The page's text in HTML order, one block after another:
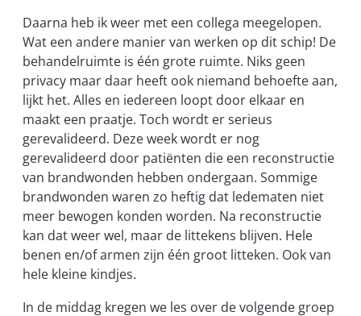
Daarna heb ik weer met een collega meegelopen.
Wat een andere manier van werken op dit schip! De
behandelruimte is één grote ruimte. Niks geen
privacy maar daar heeft ook niemand behoefte aan,
lijkt het. Alles en iedereen loopt door elkaar en
maakt een praatje. Toch wordt er serieus
gerevalideerd. Deze week wordt er nog
gerevalideerd door patiënten die een reconstructie
van brandwonden hebben ondergaan. Sommige
brandwonden waren zo heftig dat ledematen niet
meer bewogen konden worden. Na reconstructie
kan dat weer wel, maar de littekens blijven. Hele
benen en/of armen zijn één groot litteken. Ook van
hele kleine kindjes.
In de middag kregen we les over de volgende groep